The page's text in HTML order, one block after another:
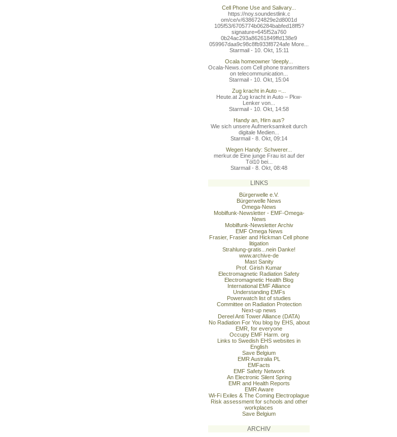
Cell Phone Use and Salivary...
https://noy.soundestlink.c
om/ce/v/6386724829e2d8001d
105f53/6705774b06284babfed18ff5?
signature=645f52a760
0b24ac293a86261849ffd138e9
059967daa9c98c8fb933f8724afe More...
Starmail - 10. Okt, 15:11
Ocala homeowner 'deeply...
Ocala-News.com Cell phone transmitters
on telecommunication...
Starmail - 10. Okt, 15:04
Zug kracht in Auto –...
Heute.at Zug kracht in Auto – Pkw-
Lenker von...
Starmail - 10. Okt, 14:58
Handy an, Hirn aus?
Wie sich unsere Aufmerksamkeit durch
digitale Medien...
Starmail - 8. Okt, 09:14
Wegen Handy: Schwerer...
merkur.de Eine junge Frau ist auf der
Töl10 bei...
Starmail - 8. Okt, 08:48
LINKS
Bürgerwelle e.V.
Bürgerwelle News
Omega-News
Mobilfunk-Newsletter - EMF-Omega-
News
Mobilfunk-Newsletter Archiv
EMF Omega News
Frasier, Frasier and Hickman Cell phone
litigation
Strahlung-gratis...nein Danke!
www.archive-de
Mast Sanity
Prof. Girish Kumar
Electromagnetic Radiation Safety
Electromagnetic Health Blog
International EMF Alliance
Understanding EMFs
Powerwatch list of studies
Committee on Radiation Protection
Next-up news
Dereel Anti Tower Alliance (DATA)
No Radiation For You blog by EHS, about
EMR, for everyone
Occupy EMF Harm. org
Links to Swedish EHS websites in
English
Save Belgium
EMR Australia PL
EMFacts
EMF Safety Network
An Electronic Silent Spring
EMR and Health Reports
EMR Aware
Wi-Fi Exiles & The Coming Electroplague
Risk assessment for schools and other
workplaces
Save Belgium
ARCHIV